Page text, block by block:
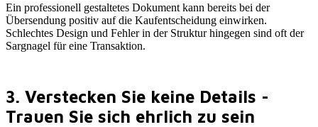
Ein professionell gestaltetes Dokument kann bereits bei der
Übersendung positiv auf die Kaufentscheidung einwirken.
Schlechtes Design und Fehler in der Struktur hingegen sind oft der
Sargnagel für eine Transaktion.
3. Verstecken Sie keine Details -
Trauen Sie sich ehrlich zu sein